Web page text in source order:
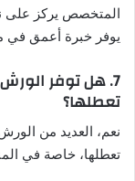
المتخصص يركز على
يوفر خبرة أعمق في
7. هل توفر
تعطلها؟
نعم، العديد من
تعطلها، خاصة في